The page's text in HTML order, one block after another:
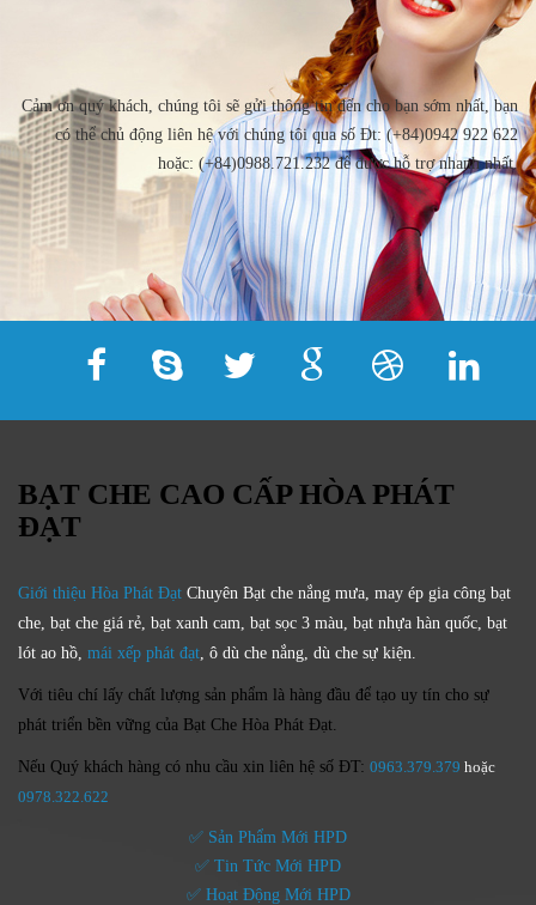
Cảm ơn quý khách, chúng tôi sẽ gửi thông tin đến cho bạn sớm nhất, bạn
có thể chủ động liên hệ với chúng tôi qua số Đt: (+84)0942 922 622
hoặc: (+84)0988.721.232 để được hỗ trợ nhanh nhất.
BẠT CHE CAO CẤP HÒA PHÁT
ĐẠT
Giới thiệu Hòa Phát Đạt Chuyên Bạt che nắng mưa, may ép gia công bạt
che, bạt che giá rẻ, bạt xanh cam, bạt sọc 3 màu, bạt nhựa hàn quốc, bạt
lót ao hồ, mái xếp phát đạt , ô dù che nắng, dù che sự kiện.
Với tiêu chí lấy chất lượng sản phẩm là hàng đầu để tạo uy tín cho sự
phát triển bền vững của Bạt Che Hòa Phát Đạt.
Nếu Quý khách hàng có nhu cầu xin liên hệ số ĐT: 0963.379.379 hoặc
0978.322.622
✅ Sản Phẩm Mới HPD
✅ Tin Tức Mới HPD
✅ Hoạt Động Mới HPD